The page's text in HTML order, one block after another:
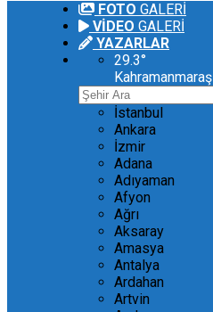
FOTO GALERİ
VİDEO GALERİ
YAZARLAR
29.3°
Kahramanmaraş
İstanbul
Ankara
İzmir
Adana
Adıyaman
Afyon
Ağrı
Aksaray
Amasya
Antalya
Ardahan
Artvin